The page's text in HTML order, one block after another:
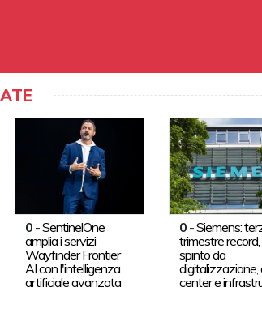
0 -SentinelOne
amplia i servizi
Wayfinder Frontier
AI con l'intelligenza
artificiale avanzata
0-Siemens:
trimestre record,
spinto da
digitalizzazione,
center e